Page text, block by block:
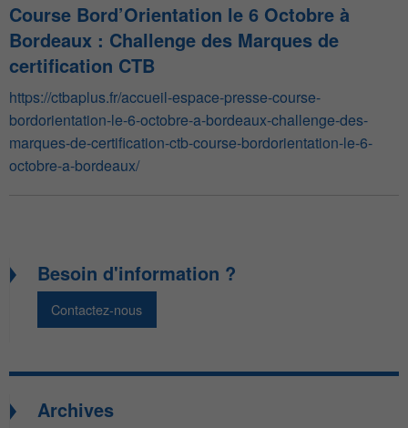
Course Bord’Orientation le 6 Octobre à
Bordeaux : Challenge des Marques de
certification CTB
https://ctbaplus.fr/accueil-espace-presse-course-
bordorientation-le-6-octobre-a-bordeaux-challenge-des-
marques-de-certification-ctb-course-bordorientation-le-6-
octobre-a-bordeaux/
Besoin d'information ?
Contactez-nous
Archives